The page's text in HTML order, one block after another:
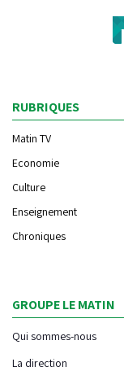
RUBRIQUES
Matin TV
Economie
Culture
Enseignement
Chroniques
GROUPE LE MATIN
Qui sommes-nous
La direction